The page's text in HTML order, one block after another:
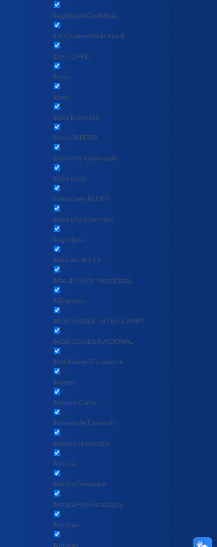
Legislação Ouvidoria
Lei Orçamentária Anual
Leis - CPPD
Links
Links
Links Extensão
Links PARFOR
Links Pós-Graduação
Links úteis
Links úteis NULEP
Links Úteis Servidor
Logotipos
Manuais NULEP
Mão de Obra Terceirizada
Militantes
MOBILIDADE INTRA-CAMPI
MOBILIDADE NACIONAL
Mobilidades Estudantil
Normas
Normas Curso
Normas de Extensão
Normas Financeiro
Notícia
Notícia Destaque
Noticia Pós-Graduação
Notícias
Notícias